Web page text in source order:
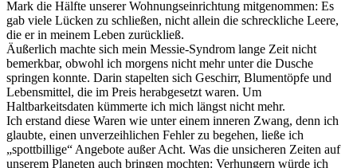
Mark die Hälfte unserer Wohnungseinrichtung mitgenommen: Es
gab viele Lücken zu schließen, nicht allein die schreckliche Leere,
die er in meinem Leben zurückließ.
Äußerlich machte sich mein Messie-Syndrom lange Zeit nicht
bemerkbar, obwohl ich morgens nicht mehr unter die Dusche
springen konnte. Darin stapelten sich Geschirr, Blumentöpfe und
Lebensmittel, die im Preis herabgesetzt waren. Um
Haltbarkeitsdaten kümmerte ich mich längst nicht mehr.
Ich erstand diese Waren wie unter einem inneren Zwang, denn ich
glaubte, einen unverzeihlichen Fehler zu begehen, ließe ich
„spottbillige“ Angebote außer Acht. Was die unsicheren Zeiten auf
unserem Planeten auch bringen mochten: Verhungern würde ich